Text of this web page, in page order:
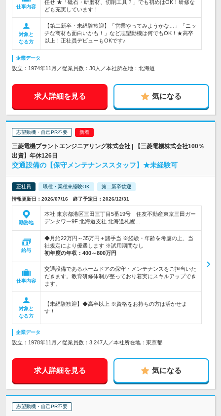
仕事内容
任せ ★「砥石・研磨材、切削工具？」でも初めはOK！研修な
ども充実しています！
対象と
なる方
【第二新卒・未経験歓迎】「営業やってみようかな…」「ニッ
チな商材も面白いかも！」など志望動機は何でもOK！★高卒
以上！正社員デビューもOKです♪
企業データ
設立：1974年11月／従業員数：30人／本社所在地：北海道
求人詳細を見る 気になる
志望動機・自己PR不要
三菱電機プラントエンジニアリング株式会社 | 【三菱電機株式会社100％
出資】年休126日
交通設備の【保守メンテナンススタッフ】★未経験可
正社員 職種・業種未経験OK 第二新卒歓迎
情報更新日：2026/07/16 終了予定日：2026/12/31
勤務地
本社 東京都港区三田三丁目5番19号 住友不動産東京三田ガー
デンタワー9F 北海道支社 北海道札幌…
給与
◆月給22万円～35万円＋諸手当 ※経験・年齢を考慮の上、当
社規定により優遇します ※試用期間なし
初年度の年収： 400～800万円
仕事内容
交通設備であるホームドアの保守・メンテナンスをご担当いた
だきます。教育研修体制が整っており着実にスキルアップでき
ます。
対象と
なる方
【未経験歓迎】◆高卒以上 ※資格をお持ちの方は活かせま
す！
企業データ
設立：1978年11月／従業員数：3,247人／本社所在地：東京都
求人詳細を見る 気になる
志望動機・自己PR不要